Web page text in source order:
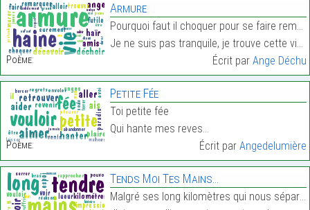
Poème:
Armure
Pourquoi faut il choquer pour se faire remarquer ?
Je ne suis pas tranquile, je trouve cette vie si f…
Écrit par Ange Déchu
Poème:
Petite Fée
Toi petite fée
Qui hante mes reves…
Écrit par Angedelumière
Tends Moi Tes Mains…
Malgré ses long kilomètres qui nous séparent